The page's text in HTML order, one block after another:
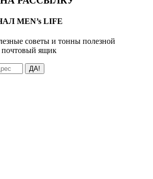
MEN’s LIFE
советы и тонны полезной
ящик
ДА!